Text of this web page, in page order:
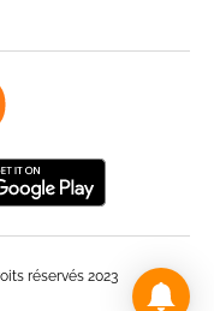
réservés 2023